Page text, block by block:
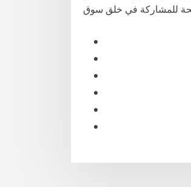
للمشاركة في خلق سوق